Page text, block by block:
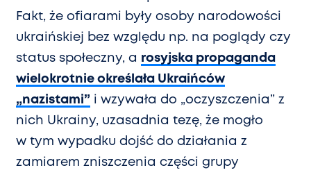
Fakt, że ofiarami były osoby narodowości
ukraińskiej bez względu np. na poglądy czy
status społeczny, a rosyjska propaganda
wielokrotnie określała Ukraińców
„nazistami” i wzywała do „oczyszczenia” z
nich Ukrainy, uzasadnia tezę, że mogło
w tym wypadku dojść do działania z
zamiarem zniszczenia części grupy